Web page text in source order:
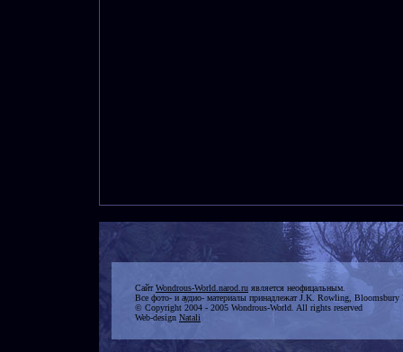
СайтWondrous-World.narod.ru является неофицальным.
Все фото- и аудио- материалы принадлежат J.K. Rowling,
© Copyright 2004 - 2005 Wondrous-World. All rights reserved
Web-design Natali